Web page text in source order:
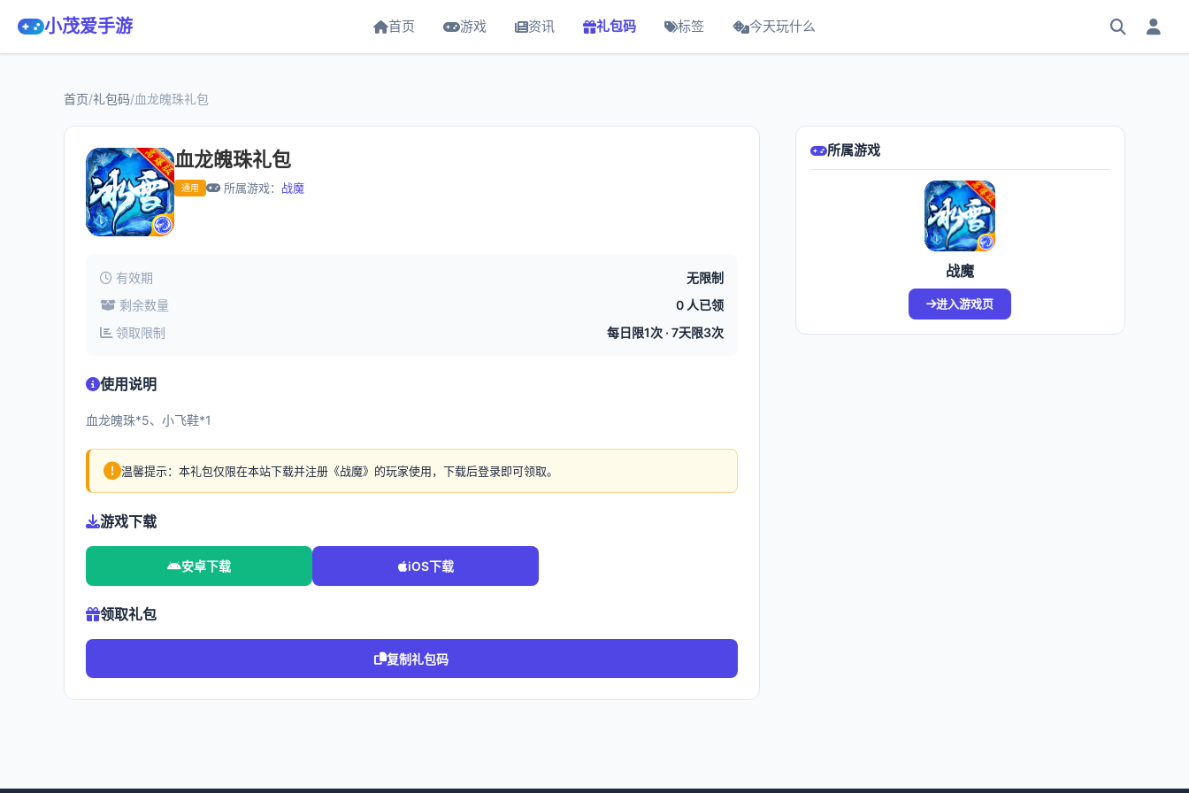
小茂爱手游 首页 游戏 资讯 礼包码 标签 今天玩什么
首页/礼包码/血龙魄珠礼包
血龙魄珠礼包
通用 所属游戏： 战魔
有效期
无限制
剩余数量
0 人已领
领取限制
每日限1次 · 7天限3次
使用说明
血龙魄珠*5、小飞鞋*1
温馨提示：本礼包仅限在本站下载并注册《战魔》的玩家使用，下载后登录即可领取。
游戏下载
安卓下载 iOS下载
领取礼包
复制礼包码
所属游戏
战魔
进入游戏页